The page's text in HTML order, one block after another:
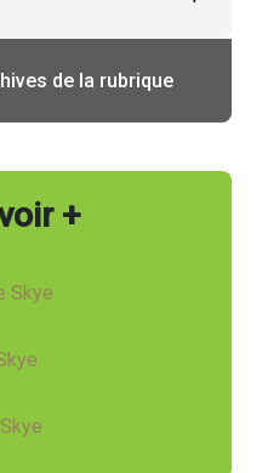
de la rubrique
+
Skye